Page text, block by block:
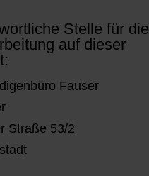
Stelle für die
auf dieser
Fauser
Straße 53/2